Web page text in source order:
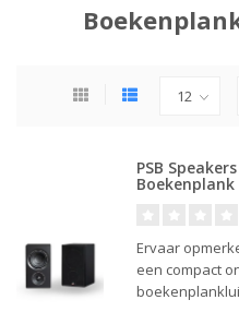
PSB
Ervaar
een compact